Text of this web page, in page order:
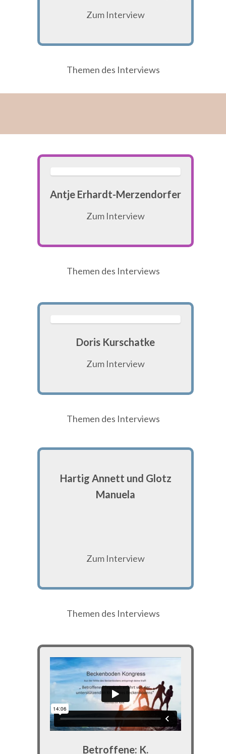
Zum Interview
Themen des Interviews
Antje Erhardt-Merzendorfer
Zum Interview
Themen des Interviews
Doris Kurschatke
Zum Interview
Themen des Interviews
Hartig Annett und Glotz
Manuela
Zum Interview
Themen des Interviews
Betroffene: K.